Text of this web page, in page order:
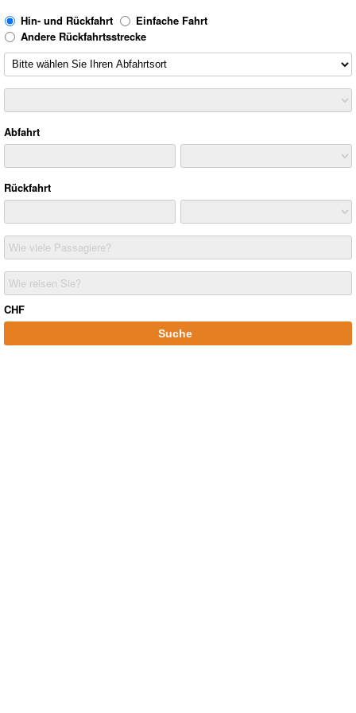
Hin- und Rückfahrt
Einfache Fahrt
Andere Rückfahrtsstrecke
Abfahrt
Rückfahrt
Wie viele Passagiere?
Wie reisen Sie?
CHF
Suche